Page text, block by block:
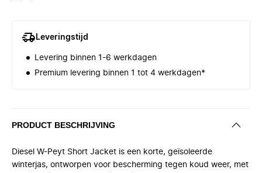
Leveringstijd
Levering binnen 1-6 werkdagen
Premium levering binnen 1 tot 4 werkdagen*
PRODUCT BESCHRIJVING
Diesel W-Peyt Short Jacket is een korte, geïsoleerde
winterjas, ontworpen voor bescherming tegen koud weer, met